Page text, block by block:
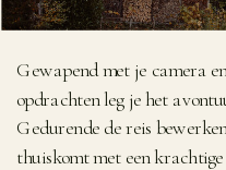
Gewapend met je camera
opdrachten leg je het
Gedurende de reis
thuiskomt met een